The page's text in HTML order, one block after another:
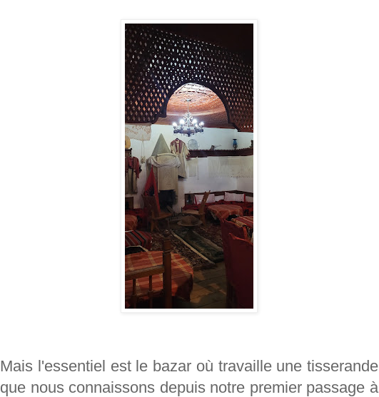
Mais l'essentiel est le bazar où travaille une tisserande
que nous connaissons depuis notre premier passage à